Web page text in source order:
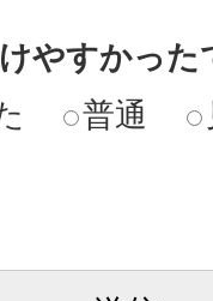
やすかった
普通